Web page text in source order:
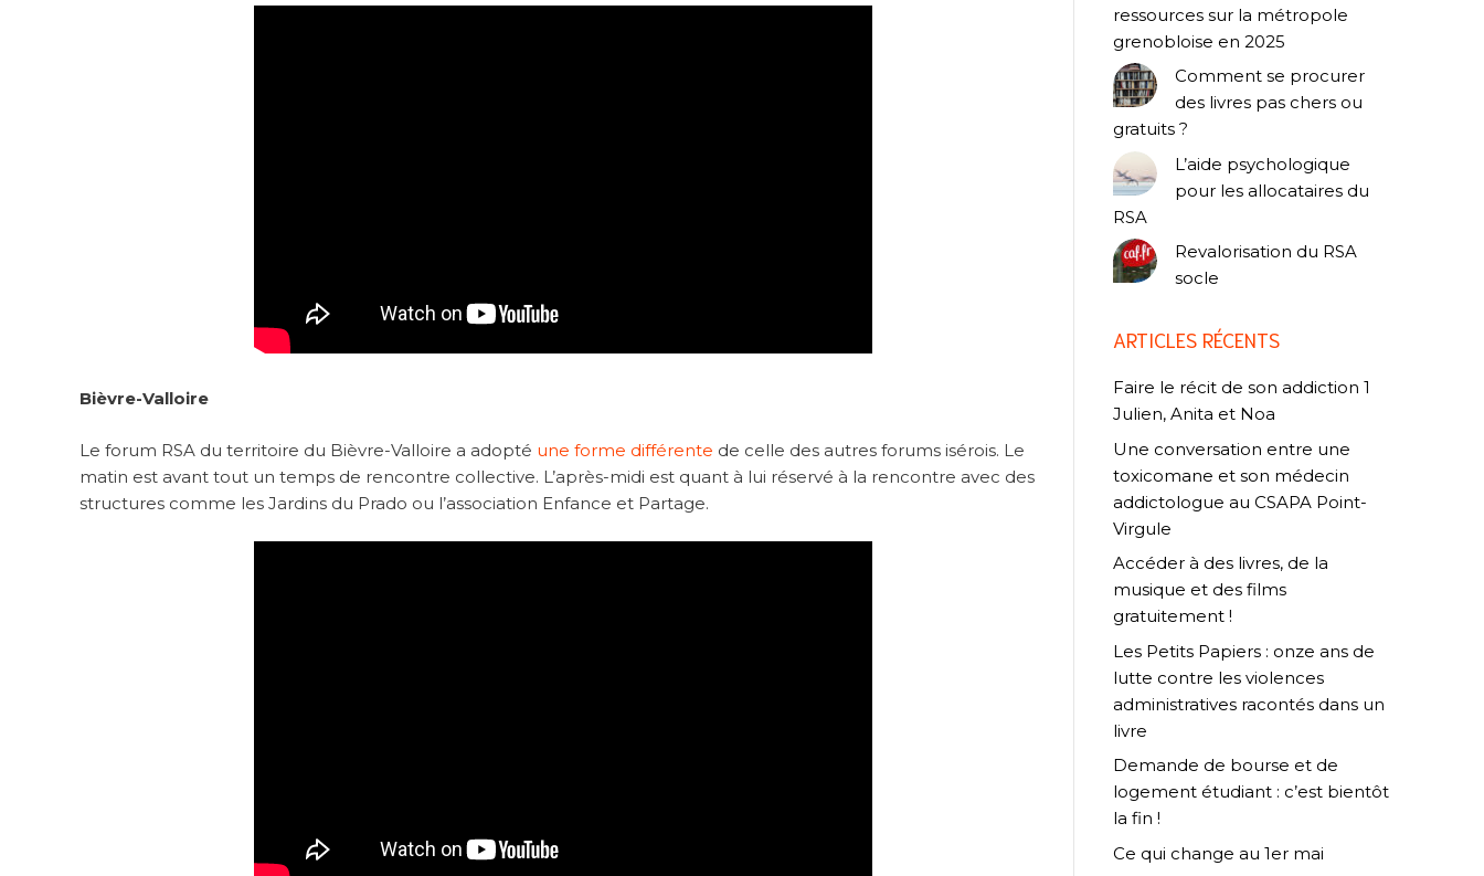
Bièvre-Valloire
Le forum RSA du territoire du Bièvre-Valloire a adopté une forme différente de celle des autres forums isérois. Le
matin est avant tout un temps de rencontre collective. L’après-midi est quant à lui réservé à la rencontre avec des
structures comme les Jardins du Prado ou l’association Enfance et Partage.
ressources sur la métropole
grenobloise en 2025
Comment se procurer
des livres pas chers ou
gratuits ?
L’aide psychologique
pour les allocataires du
RSA
Revalorisation du RSA
socle
ARTICLES RÉCENTS
Faire le récit de son addiction 1
Julien, Anita et Noa
Une conversation entre une
toxicomane et son médecin
addictologue au CSAPA Point-
Virgule
Accéder à des livres, de la
musique et des films
gratuitement !
Les Petits Papiers : onze ans de
lutte contre les violences
administratives racontés dans un
livre
Demande de bourse et de
logement étudiant : c’est bientôt
la fin !
Ce qui change au 1er mai